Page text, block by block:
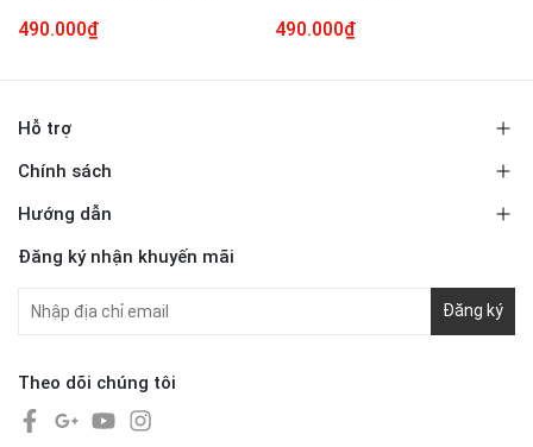
490.000₫ 490.000₫
Hỗ trợ
Chính sách
Hướng dẫn
Đăng ký nhận khuyến mãi
Đăng ký
Theo dõi chúng tôi